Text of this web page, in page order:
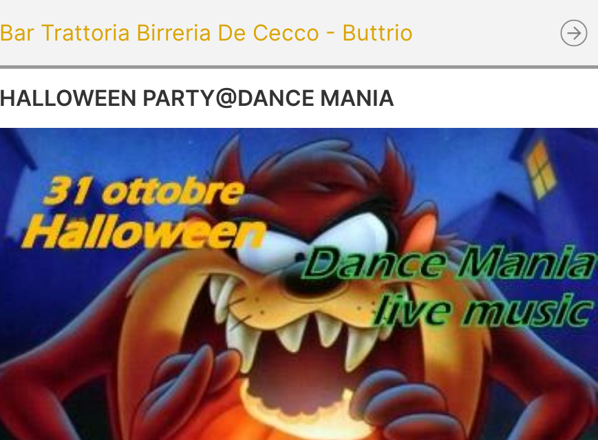
Bar Trattoria Birreria De Cecco - Buttrio
HALLOWEEN PARTY@DANCE MANIA